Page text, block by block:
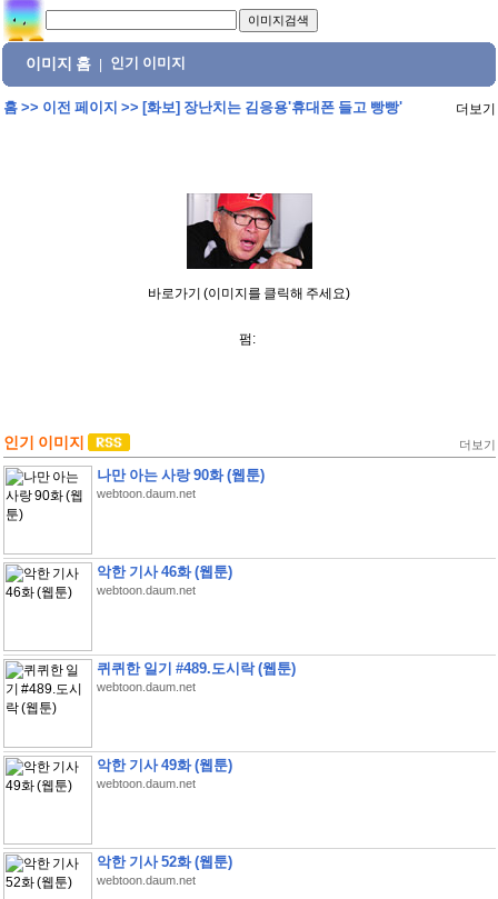
이미지 홈 인기 이미지
홈>> 이전 페이지 >> [화보] 장난치는 김응용'휴대폰 들고 빵빵' 더보기
바로가기 (이미지를 클릭해 주세요)
펌:
인기 이미지 더보기
나만 아는 사랑 90화 (웹툰)
webtoon.daum.net
악한 기사 46화 (웹툰)
webtoon.daum.net
퀴퀴한 일기 #489.도시락 (웹툰)
webtoon.daum.net
악한 기사 49화 (웹툰)
webtoon.daum.net
악한 기사 52화 (웹툰)
webtoon.daum.net